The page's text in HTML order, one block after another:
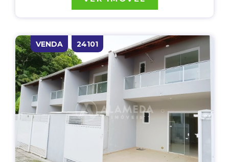
VENDA 24101